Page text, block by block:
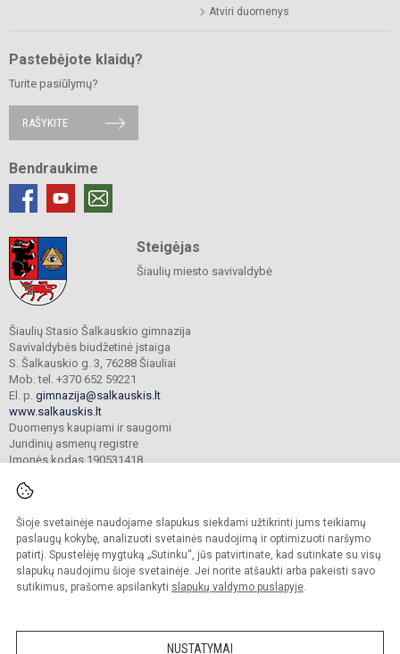
Šioje svetainėje naudojame slapukus siekdami užtikrinti jums teikiamų
paslaugų kokybę, analizuoti svetainės naudojimą ir optimizuoti naršymo
patirtį. Spustelėję mygtuką „Sutinku“, jūs patvirtinate, kad sutinkate su visų
slapukų naudojimu šioje svetainėje. Jei norite atšaukti arba pakeisti savo
sutikimus, prašome apsilankyti slapukų valdymo puslapyje.
NUSTATYMAI
Atviri duomenys
Pastebėjote klaidų?
Turite pasiūlymų?
RAŠYKITE
Bendraukime
Steigėjas
Šiaulių miesto savivaldybė
Šiaulių Stasio Šalkauskio gimnazija
Savivaldybės biudžetinė įstaiga
S. Šalkauskio g. 3, 76288 Šiauliai
Mob. tel. +370 652 59221
El. p. gimnazija@salkauskis.lt
www.salkauskis.lt
Duomenys kaupiami ir saugomi
Juridinių asmenų registre
Įmonės kodas 190531418
© 2024. Šiaulių Stasio Šalkauskio gimnazija. Visos teisės saugomos.
Kopijuoti turinį be raštiško gimnazijos sutikimo griežtai draudžiama.
Prieinamumo paraiška Slapukų valdymas
Sumanus būdas atnaujinti